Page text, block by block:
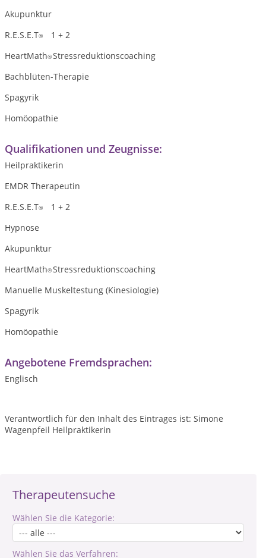
Therapeutensuche
Wählen Sie die Kategorie:
Wählen Sie das Verfahren:
Akupunktur
R.E.S.E.T®
1 + 2
HeartMath®Stressreduktionscoaching
Bachblüten-Therapie
Spagyrik
Homöopathie
Qualifikationen und Zeugnisse:
Heilpraktikerin
EMDR Therapeutin
R.E.S.E.T®
1 + 2
Hypnose
Akupunktur
HeartMath®Stressreduktionscoaching
Manuelle Muskeltestung (Kinesiologie)
Spagyrik
Homöopathie
Angebotene Fremdsprachen:
Englisch
Verantwortlich für den Inhalt des Eintrages ist: Simone
Wagenpfeil Heilpraktikerin